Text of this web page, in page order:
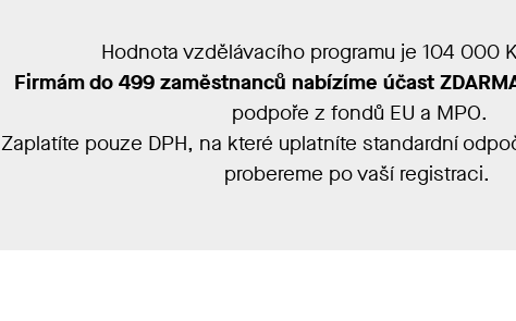
Hodnota vzdělávacího programu je 104 000
Firmám do 499 zaměstnanců nabízíme účast
podpoře z fondů EU a MPO.
Zaplatíte pouze DPH, na které uplatníte standardní
probereme po vaší registraci.